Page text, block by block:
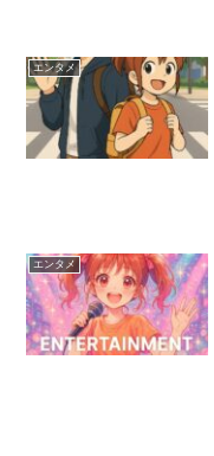
エンタメ
エンタメ